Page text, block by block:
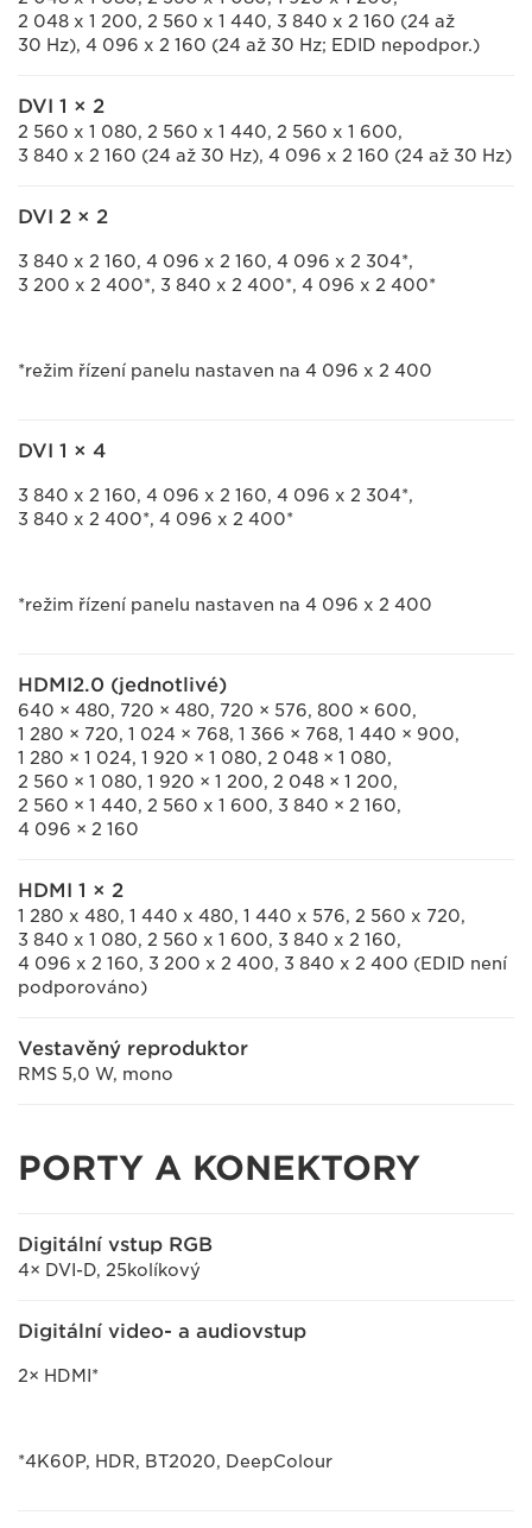
2 048 x 1 200, 2 560 x 1 440, 3 840 x 2 160 (24 až
30 Hz), 4 096 x 2 160 (24 až 30 Hz; EDID nepodpor.)
DVI 1 × 2
2 560 x 1 080, 2 560 x 1 440, 2 560 x 1 600,
3 840 x 2 160 (24 až 30 Hz), 4 096 x 2 160 (24 až 30 Hz)
DVI 2 × 2
3 840 x 2 160, 4 096 x 2 160, 4 096 x 2 304*,
3 200 x 2 400*, 3 840 x 2 400*, 4 096 x 2 400*
*režim řízení panelu nastaven na 4 096 x 2 400
DVI 1 × 4
3 840 x 2 160, 4 096 x 2 160, 4 096 x 2 304*,
3 840 x 2 400*, 4 096 x 2 400*
*režim řízení panelu nastaven na 4 096 x 2 400
HDMI2.0 (jednotlivé)
640 × 480, 720 × 480, 720 × 576, 800 × 600,
1 280 × 720, 1 024 × 768, 1 366 × 768, 1 440 × 900,
1 280 × 1 024, 1 920 × 1 080, 2 048 × 1 080,
2 560 × 1 080, 1 920 × 1 200, 2 048 × 1 200,
2 560 × 1 440, 2 560 x 1 600, 3 840 × 2 160,
4 096 × 2 160
HDMI 1 × 2
1 280 x 480, 1 440 x 480, 1 440 x 576, 2 560 x 720,
3 840 x 1 080, 2 560 x 1 600, 3 840 x 2 160,
4 096 x 2 160, 3 200 x 2 400, 3 840 x 2 400 (EDID není
podporováno)
Vestavěný reproduktor
RMS 5,0 W, mono
PORTY A KONEKTORY
Digitální vstup RGB
4× DVI-D, 25kolíkový
Digitální video- a audiovstup
2× HDMI*
*4K60P, HDR, BT2020, DeepColour